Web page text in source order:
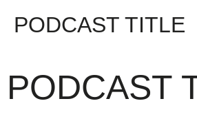
PODCAST TITLE
PODCAST